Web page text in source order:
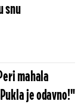
snu
mahala
je odavno!"